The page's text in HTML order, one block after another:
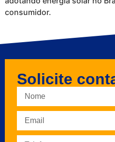
consumidor.
Solicite